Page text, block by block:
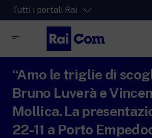
Tutti i portali Rai
RaiPlay
La piattaforma digitale dei
Rai.
RaiPlay Sound
“Amo le triglie di
Bruno Luverà e
Mollica. La
22-11 a Porto